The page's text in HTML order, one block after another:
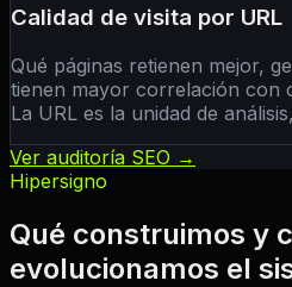
Calidad de visita por URL
Qué páginas retienen mejor,
tienen mayor correlación con
La URL es la unidad de
Ver auditoría SEO →
Hipersigno
Qué construimos y
evolucionamos el